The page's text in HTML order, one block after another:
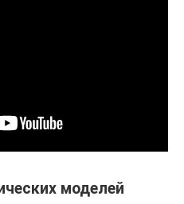
моделей